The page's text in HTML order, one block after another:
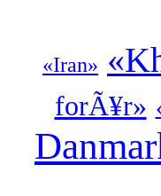
«Iran»
forÃ¥r»